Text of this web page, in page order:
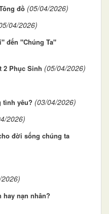
đồ (05/04/2026)
04/2026)
đến "Chúng Ta"
2 Phục Sinh (05/04/2026)
tình yêu? (03/04/2026)
2026)
đời sống chúng ta
hay nạn nhân?